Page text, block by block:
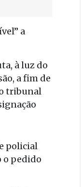
a
à luz do
a fim de
tribunal
policial
o pedido